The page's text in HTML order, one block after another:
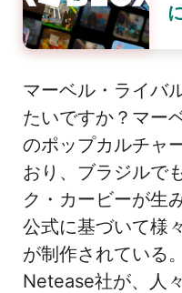
マーベル・ライバ
たいですか？マー
のポップカルチャ
おり、ブラジルで
ク・カービーが生
公式に基づいて様
が制作されている
Netease社が、人